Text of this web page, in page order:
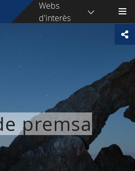
Webs
d'interès
premsa